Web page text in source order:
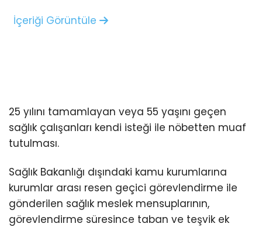
İçeriği Görüntüle
25 yılını tamamlayan veya 55 yaşını geçen
sağlık çalışanları kendi isteği ile nöbetten muaf
tutulması.
Sağlık Bakanlığı dışındaki kamu kurumlarına
kurumlar arası resen geçici görevlendirme ile
gönderilen sağlık meslek mensuplarının,
görevlendirme süresince taban ve teşvik ek